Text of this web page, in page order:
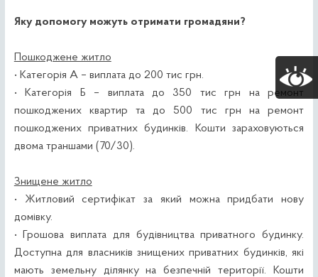
Яку допомогу можуть отримати громадяни?
Пошкоджене житло
• Категорія А – виплата до 200 тис грн.
• Категорія Б – виплата до 350 тис грн на ремонт
пошкоджених квартир та до 500 тис грн на ремонт
пошкоджених приватних будинків. Кошти зараховуються
двома траншами (70/30).
Знищене житло
• Житловий сертифікат за який можна придбати нову
домівку.
• Грошова виплата для будівництва приватного будинку.
Доступна для власників знищених приватних будинків, які
мають земельну ділянку на безпечній території. Кошти